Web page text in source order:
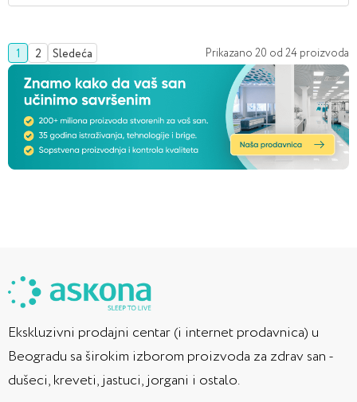
1 2 Sledeća Prikazano 20 od 24 proizvoda
Ekskluzivni prodajni centar (i internet prodavnica) u
Beogradu sa širokim izborom proizvoda za zdrav san -
dušeci, kreveti, jastuci, jorgani i ostalo.